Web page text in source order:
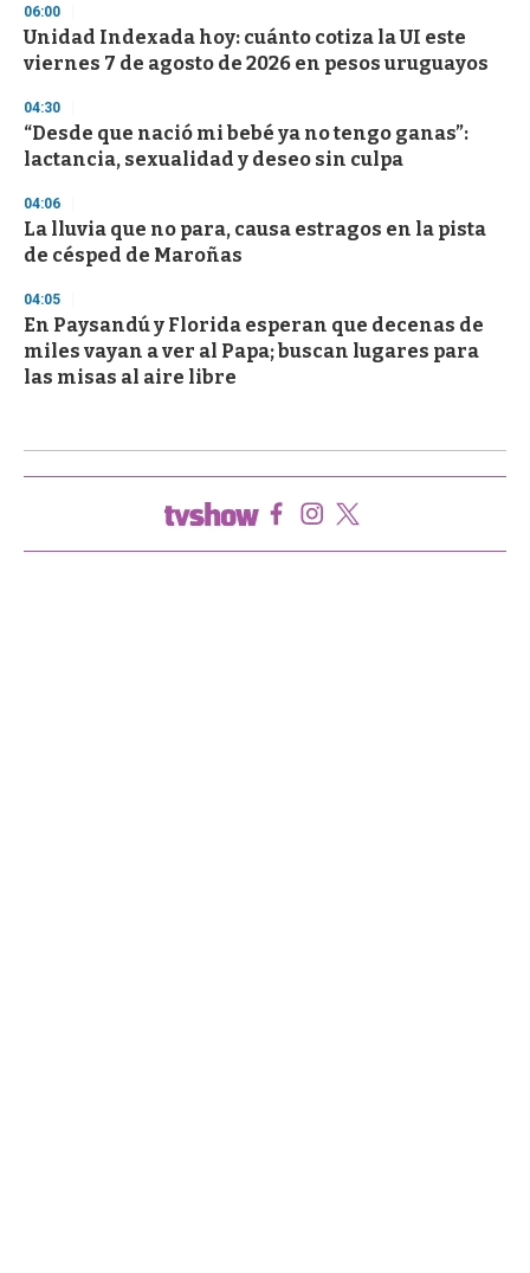
06:00
Unidad Indexada hoy: cuánto cotiza la UI este
viernes 7 de agosto de 2026 en pesos uruguayos
04:30
“Desde que nació mi bebé ya no tengo ganas”:
lactancia, sexualidad y deseo sin culpa
04:06
La lluvia que no para, causa estragos en la pista
de césped de Maroñas
04:05
En Paysandú y Florida esperan que decenas de
miles vayan a ver al Papa; buscan lugares para
las misas al aire libre